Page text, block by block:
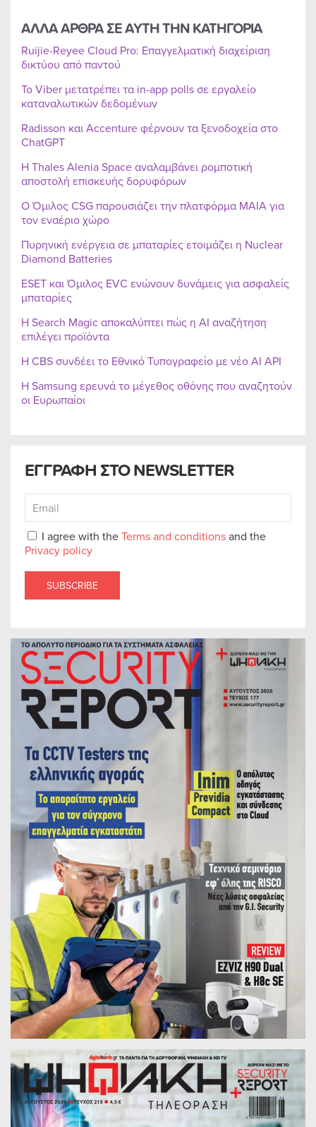
ΕΓΓΡΑΦΗ ΣΤΟ NEWSLETTER
I agree with theTerms and conditionsand the
Privacy policy
SUBSCRIBE
ΑΛΛΑ ΑΡΘΡΑ ΣΕ ΑΥΤΗ ΤΗΝ ΚΑΤΗΓΟΡΙΑ
Ruijie-Reyee Cloud Pro: Επαγγελματική διαχείριση
δικτύου από παντού
Το Viber μετατρέπει τα in-app polls σε εργαλείο
καταναλωτικών δεδομένων
Radisson και Accenture φέρνουν τα ξενοδοχεία στο
ChatGPT
Η Thales Alenia Space αναλαμβάνει ρομποτική
αποστολή επισκευής δορυφόρων
Ο Όμιλος CSG παρουσιάζει την πλατφόρμα MAIA για
τον εναέριο χώρο
Πυρηνική ενέργεια σε μπαταρίες ετοιμάζει η Nuclear
Diamond Batteries
ESET και Όμιλος EVC ενώνουν δυνάμεις για ασφαλείς
μπαταρίες
Η Search Magic αποκαλύπτει πώς η AI αναζήτηση
επιλέγει προϊόντα
Η CBS συνδέει το Εθνικό Τυπογραφείο με νέο AI API
Η Samsung ερευνά το μέγεθος οθόνης που αναζητούν
οι Ευρωπαίοι